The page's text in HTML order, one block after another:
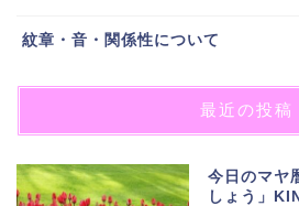
紋章・音・関係性について
最近の投稿
今日のマヤ
しょう」